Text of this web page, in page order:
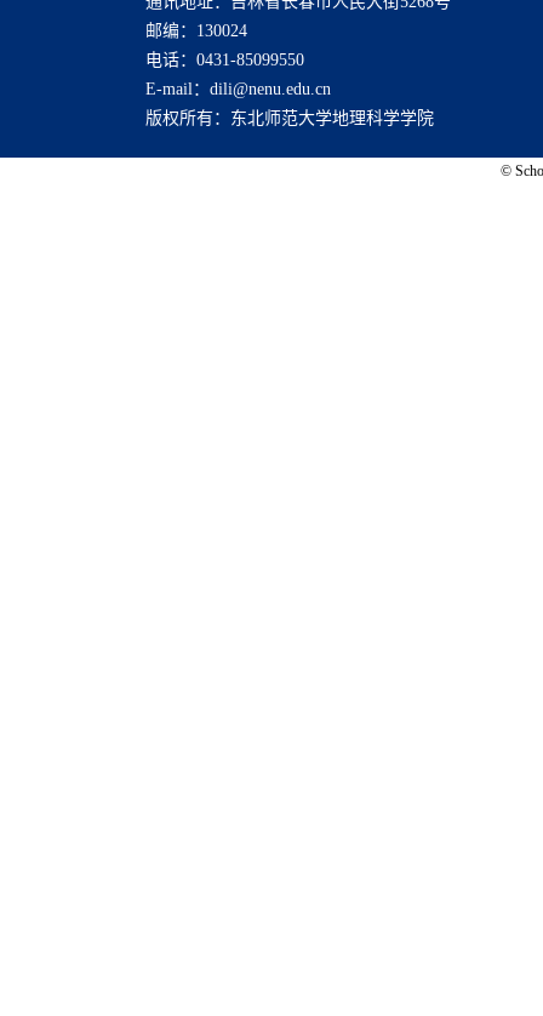
邮编：130024
电话：0431-85099550
E-mail：dili@nenu.edu.cn
版权所有：东北师范大学地理科学学院
©